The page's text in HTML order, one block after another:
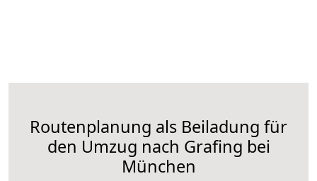
Routenplanung als Beiladung für
den Umzug nach Grafing bei
München